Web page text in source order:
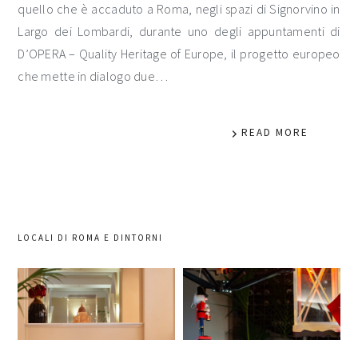
quello che è accaduto a Roma, negli spazi di Signorvino in
Largo dei Lombardi, durante uno degli appuntamenti di
D’OPERA – Quality Heritage of Europe, il progetto europeo
che mette in dialogo due…
READ MORE
LOCALI DI ROMA E DINTORNI